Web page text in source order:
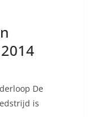
De
is